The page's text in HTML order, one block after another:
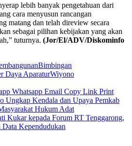
lebih banyak pengetahuan dari
cara menyusun rancangan
matang dan telah direview secara
sebagai pilihan kebijakan yang akan
tuturnya. (Jor/El/ADV/Diskominfo
Bimbingan
Daya AparaturWiyono
Whatsapp Email Copy Link Print
Ungkap Kendala dan Upaya Pemkab
Hukum Adat
Kukar kepada Forum RT Tenggarong,
Kependudukan